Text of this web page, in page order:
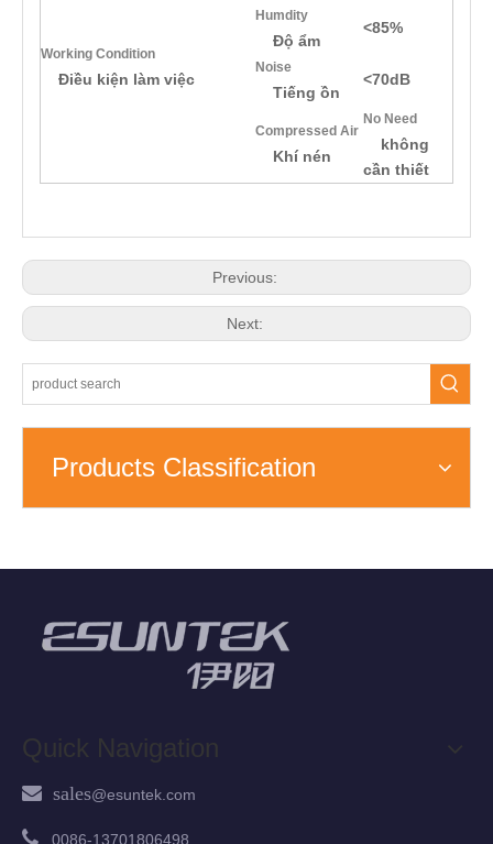
Working Condition
Điều kiện làm việc
Humdity
Độ ẩm
<85%
Noise
Tiếng ồn
<70dB
Compressed Air
Khí nén
No Need
không
cần thiết
Previous:
Next:
Products Classification
Quick Navigation
 sales@esuntek. com
 0086-13701806498